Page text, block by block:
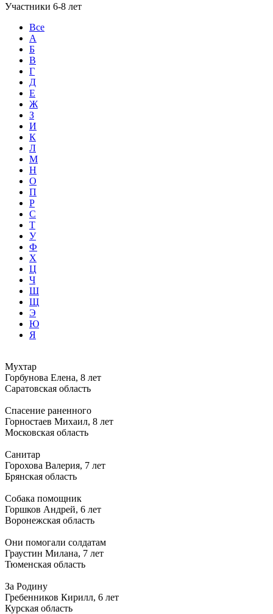
Участники 6-8 лет
Все
А
Б
В
Г
Д
Е
Ж
З
И
К
Л
М
Н
О
П
Р
С
Т
У
Ф
Х
Ц
Ч
Ш
Щ
Э
Ю
Я
Мухтар
Горбунова Елена, 8 лет
Саратовская область
Спасение раненного
Горностаев Михаил, 8 лет
Московская область
Санитар
Горохова Валерия, 7 лет
Брянская область
Собака помощник
Горшков Андрей, 6 лет
Воронежская область
Они помогали солдатам
Граустин Милана, 7 лет
Тюменская область
За Родину
Гребенников Кирилл, 6 лет
Курская область